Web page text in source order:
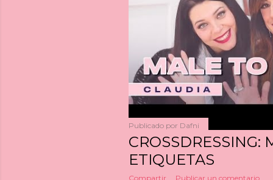
Publicado por Dafni
CROSSDRESSING:
ETIQUETAS
Compartir Publicar un comentario